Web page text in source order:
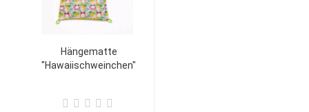
Hängematte
"Hawaiischweinchen"